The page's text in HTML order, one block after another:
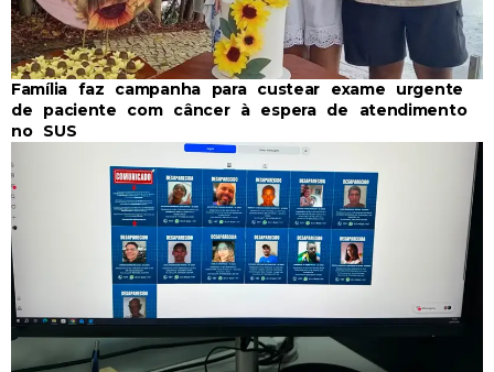
Família faz campanha para custear exame urgente
de paciente com câncer à espera de atendimento
no SUS